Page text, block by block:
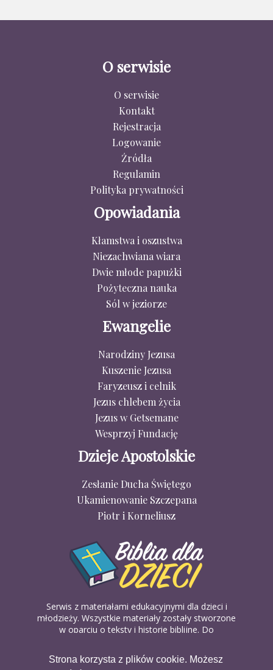
Strona korzysta z plików cookie. Możesz
O serwisie
O serwisie
Kontakt
Rejestracja
Logowanie
Źródła
Regulamin
Polityka prywatności
Opowiadania
Kłamstwa i oszustwa
Niezachwiana wiara
Dwie młode papużki
Pożyteczna nauka
Sól w jeziorze
Ewangelie
Narodziny Jezusa
Kuszenie Jezusa
Faryzeusz i celnik
Jezus chlebem życia
Jezus w Getsemane
Wesprzyj Fundację
Dzieje Apostolskie
Zesłanie Ducha Świętego
Ukamienowanie Szczepana
Piotr i Korneliusz
Serwis z materiałami edukacyjnymi dla dzieci i
młodzieży. Wszystkie materiały zostały stworzone
w oparciu o teksty i historie biblijne. Do
biblijnych. Można je pobierać, drukować i
udostępniać bez żadnych opłat. Materiałów